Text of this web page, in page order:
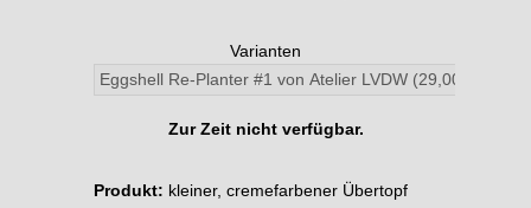
Varianten
Zur Zeit nicht verfügbar.
Produkt: kleiner, cremefarbener Übertopf